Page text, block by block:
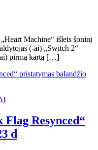
Machine“ išleis šoninį
(-ai) „Switch 2“
ai) pirmą kartą […]
Flag Resynced“
d